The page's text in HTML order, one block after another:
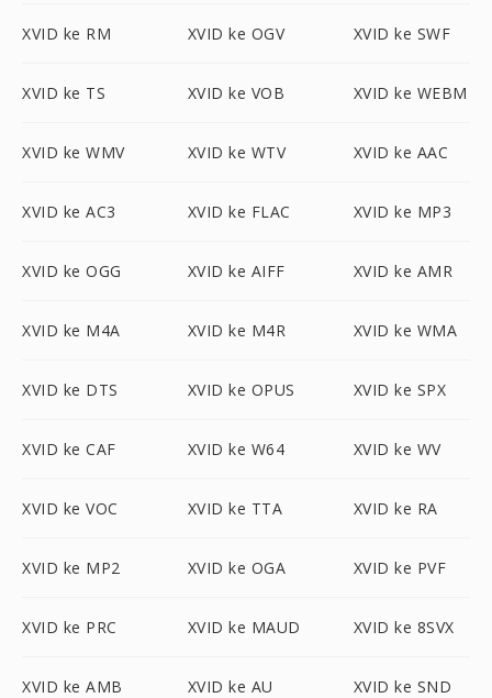
XVID ke RM XVID ke OGV XVID ke SWF
XVID ke TS XVID ke VOB XVID ke WEBM
XVID ke WMV XVID ke WTV XVID ke AAC
XVID ke AC3 XVID ke FLAC XVID ke MP3
XVID ke OGG XVID ke AIFF XVID ke AMR
XVID ke M4A XVID ke M4R XVID ke WMA
XVID ke DTS XVID ke OPUS XVID ke SPX
XVID ke CAF XVID ke W64 XVID ke WV
XVID ke VOC XVID ke TTA XVID ke RA
XVID ke MP2 XVID ke OGA XVID ke PVF
XVID ke PRC XVID ke MAUD XVID ke 8SVX
XVID ke AMB XVID ke AU XVID ke SND